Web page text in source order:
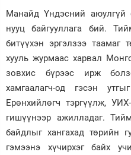
Нийгэм
Дэлхий
Энтертайнмэнт
Зурхай
Манайд Үндэсний
нууц байгууллага бий.
битүүхэн эргэлзээ таамаг
хууль журмаас харвал
зовхис бүрээс ирж
хамгаалагч-од гэсэн
Ерөнхийлөгч тэргүүлж,
гишүүнээр ажилладаг.
байдлыг хангахад төрийн
гэмээнэ хүчирхэг байх